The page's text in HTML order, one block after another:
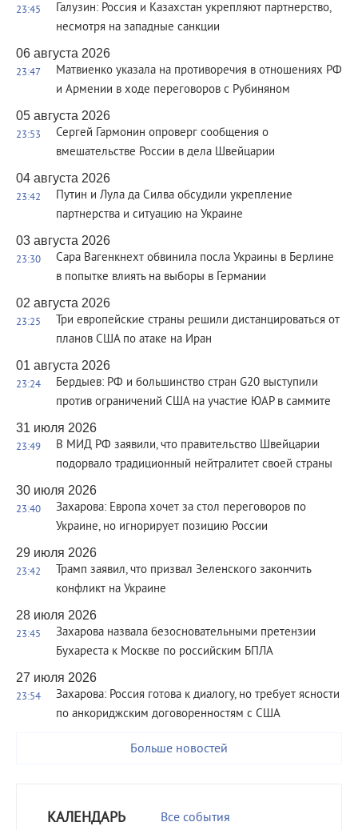
23:45
Галузин: Россия и Казахстан укрепляют партнерство,
несмотря на западные санкции
06 августа 2026
23:47
Матвиенко указала на противоречия в отношениях РФ
и Армении в ходе переговоров с Рубиняном
05 августа 2026
23:53
Сергей Гармонин опроверг сообщения о
вмешательстве России в дела Швейцарии
04 августа 2026
23:42
Путин и Лула да Силва обсудили укрепление
партнерства и ситуацию на Украине
03 августа 2026
23:30
Сара Вагенкнехт обвинила посла Украины в Берлине
в попытке влиять на выборы в Германии
02 августа 2026
23:25
Три европейские страны решили дистанцироваться от
планов США по атаке на Иран
01 августа 2026
23:24
Бердыев: РФ и большинство стран G20 выступили
против ограничений США на участие ЮАР в саммите
31 июля 2026
23:49
В МИД РФ заявили, что правительство Швейцарии
подорвало традиционный нейтралитет своей страны
30 июля 2026
23:40
Захарова: Европа хочет за стол переговоров по
Украине, но игнорирует позицию России
29 июля 2026
23:42
Трамп заявил, что призвал Зеленского закончить
конфликт на Украине
28 июля 2026
23:45
Захарова назвала безосновательными претензии
Бухареста к Москве по российским БПЛА
27 июля 2026
23:54
Захарова: Россия готова к диалогу, но требует ясности
по анкориджским договоренностям с США
Больше новостей
КАЛЕНДАРЬ Все события